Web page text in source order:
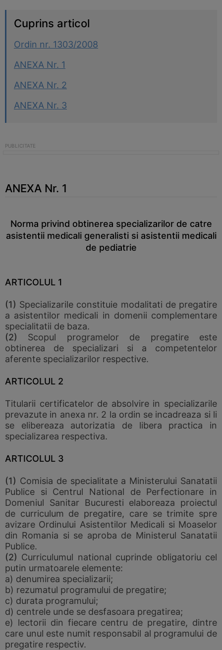
Cuprins articol
Ordin nr. 1303/2008
ANEXA Nr. 1
ANEXA Nr. 2
ANEXA Nr. 3
ANEXA Nr. 1
Norma privind obtinerea specializarilor de catre
asistentii medicali generalisti si asistentii medicali
de pediatrie
ARTICOLUL 1
(1) Specializarile constituie modalitati de pregatire
a asistentilor medicali in domenii complementare
specialitatii de baza.
(2) Scopul programelor de pregatire este
obtinerea de specializari si a competentelor
aferente specializarilor respective.
ARTICOLUL 2
Titularii certificatelor de absolvire in specializarile
prevazute in anexa nr. 2 la ordin se incadreaza si li
se elibereaza autorizatia de libera practica in
specializarea respectiva.
ARTICOLUL 3
(1) Comisia de specialitate a Ministerului Sanatatii
Publice si Centrul National de Perfectionare in
Domeniul Sanitar Bucuresti elaboreaza proiectul
de curriculum de pregatire, care se trimite spre
avizare Ordinului Asistentilor Medicali si Moaselor
din Romania si se aproba de Ministerul Sanatatii
Publice.
(2) Curriculumul national cuprinde obligatoriu cel
putin urmatoarele elemente:
a) denumirea specializarii;
b) rezumatul programului de pregatire;
c) durata programului;
d) centrele unde se desfasoara pregatirea;
e) lectorii din fiecare centru de pregatire, dintre
care unul este numit responsabil al programului de
pregatire respectiv.